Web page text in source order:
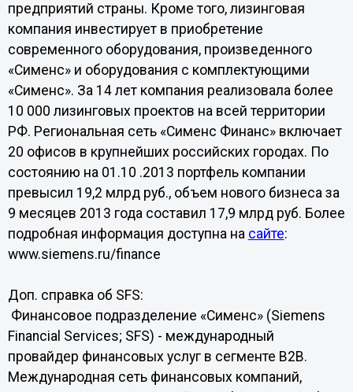
предприятий страны. Кроме того, лизинговая
компания инвестирует в приобретение
современного оборудования, произведенного
«Сименс» и оборудования с комплектующими
«Сименс». За 14 лет компания реализовала более
10 000 лизинговых проектов на всей территории
РФ. Региональная сеть «Сименс Финанс» включает
20 офисов в крупнейших российских городах. По
состоянию на 01.10 .2013 портфель компании
превысил 19,2 млрд руб., объем нового бизнеса за
9 месяцев 2013 года составил 17,9 млрд руб. Более
подробная информация доступна на сайте:
www.siemens.ru/finance
Доп. справка об SFS:
Финансовое подразделение «Сименс» (Siemens
Financial Services; SFS) - международный
провайдер финансовых услуг в сегменте B2B.
Международная сеть финансовых компаний,